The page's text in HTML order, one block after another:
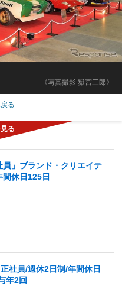
《写真撮影 嶽宮三郎》
る
」ブランド・クリエイテ
休日125日
社員/週休2日制/年間休日
年2回